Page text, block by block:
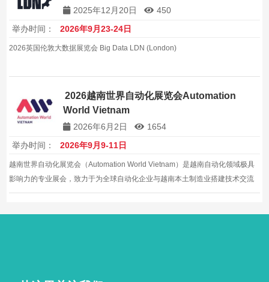
2025年12月20日
450
举办时间：
2026年9月23-24日
2026英国伦敦大数据展览会 Big Data LDN (London)
2026越南世界自动化展览会Automation
World Vietnam
2026年6月2日
1654
举办时间：
2026年9月9-11日
越南世界自动化展览会（Automation World Vietnam）是越南自动化领域极具
影响力的专业展会，致力于为全球自动化企业与越南本土制造业搭建技术交流
与商贸合作平台。展会涵盖传感器、PLC、DCS、运动控制、工业PC、驱动器